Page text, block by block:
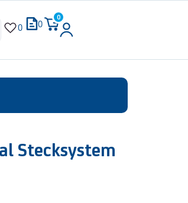
0 0 0
Stecksystem